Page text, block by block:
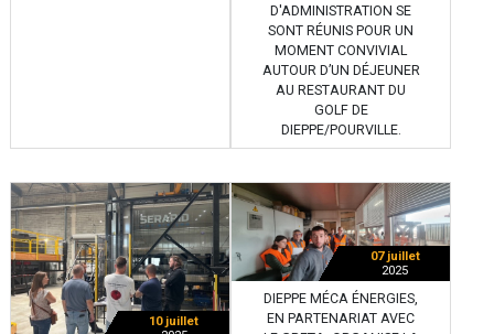
D'ADMINISTRATION SE
SONT RÉUNIS POUR UN
MOMENT CONVIVIAL
AUTOUR D’UN DÉJEUNER
AU RESTAURANT DU
GOLF DE
DIEPPE/POURVILLE.
10 juillet
07 juillet
2025
DIEPPE MÉCA ÉNERGIES,
EN PARTENARIAT AVEC